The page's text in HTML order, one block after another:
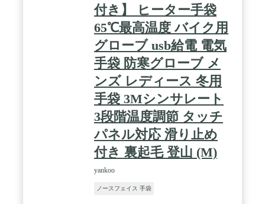
付き】 ヒーター手袋
65℃最高温度 バイク用
グローブ usb給電 電気
手袋 防寒グローブ メ
ンズ レディース 冬用
手袋 3Mシンサレート
3段階温度調節 タッチ
パネル対応 滑り止め
付き 裏起毛 登山 (M)
yankoo
ノースフェイス 手袋